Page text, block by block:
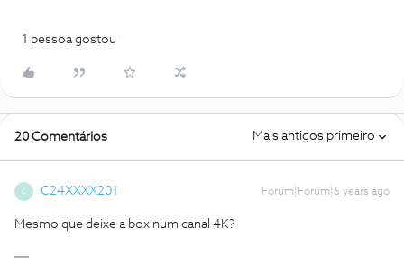
1 pessoa gostou
20 Comentários Mais antigos primeiro
C C24XXXX201 Forum|Forum|6 years ago
Mesmo que deixe a box num canal 4K?